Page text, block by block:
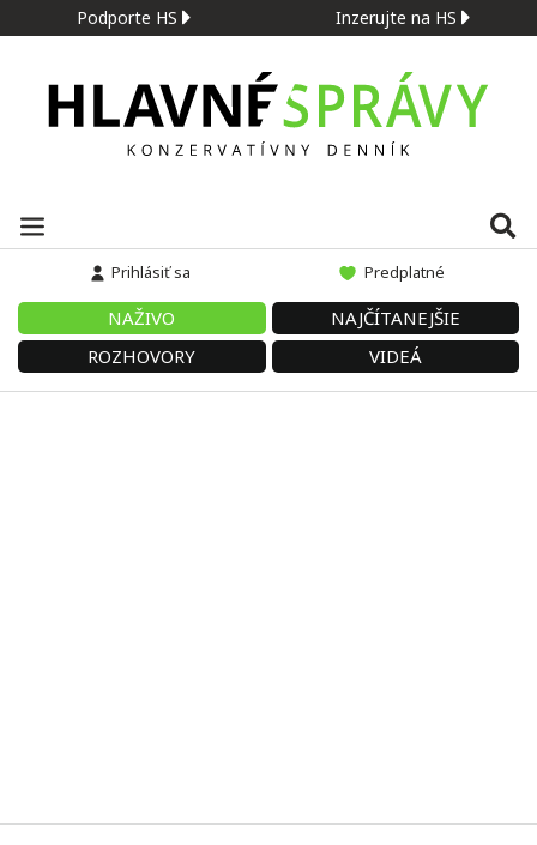
Podporte HS Inzerujte na HS
Prihlásiť sa Predplatné
NAŽIVO
NAJČÍTANEJŠIE
ROZHOVORY
VIDEÁ